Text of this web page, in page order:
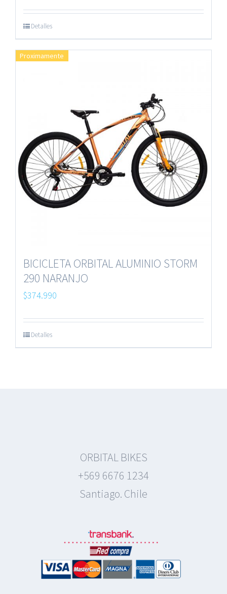
Detalles
Proximamente
BICICLETA ORBITAL ALUMINIO STORM
290 NARANJO
$374.990
Detalles
ORBITAL BIKES
+569 6676 1234
Santiago. Chile